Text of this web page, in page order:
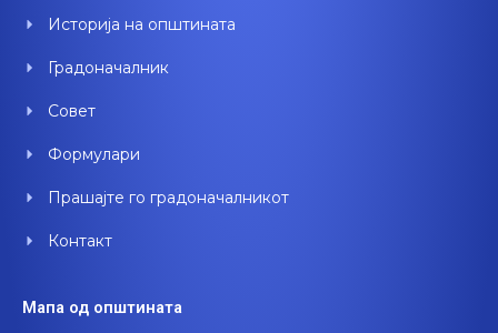
k
n
Историја на општината
Градоначалник
Совет
Формулари
Прашајте го градоначалникот
Контакт
Мапа од општината